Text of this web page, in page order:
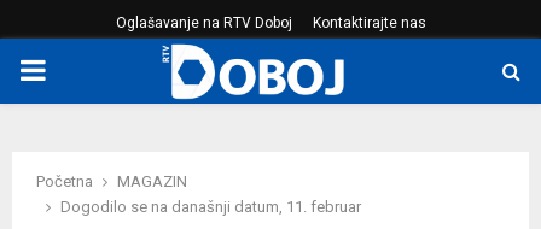
Oglašavanje na RTV Doboj Kontaktirajte nas
PRIMARY
Početna
MAGAZIN
Dogodilo se na današnji datum, 11. februar